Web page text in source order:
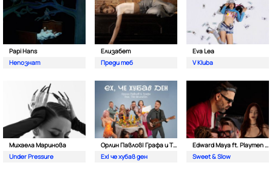
Papi Hans
Непознат
Елизабет
Преди теб
Eva Lea
V Kluba
Михаела Маринова
Under Pressure
Орлин Павлов| Графа и The Brunches
Ех| че хубав ден
Edward Maya ft. Playmen & Alma
Sweet & Slow